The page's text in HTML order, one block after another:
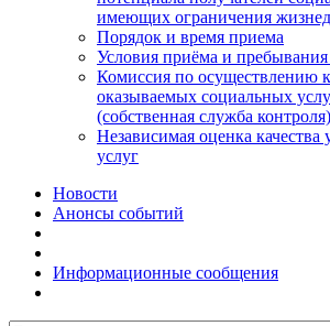
имеющих ограничения
Порядок и время приема
Условия приёма и
Комиссия по осуществлению
оказываемых социальных
(собственная служба контроля)
Независимая оценка качества
услуг
Новости
Анонсы событий
Информационные сообщения